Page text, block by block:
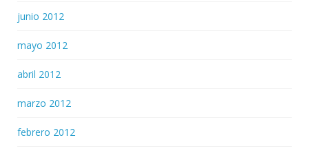
junio 2012
mayo 2012
abril 2012
marzo 2012
febrero 2012